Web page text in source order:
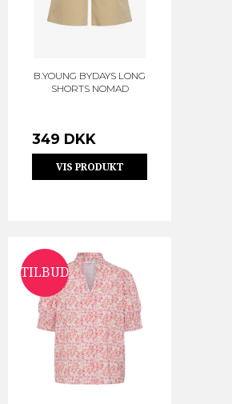
B.YOUNG BYDAYS LONG
SHORTS NOMAD
349 DKK
VIS PRODUKT
TILBUD